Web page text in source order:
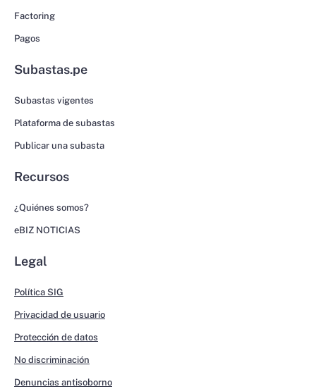
Factoring
Pagos
Subastas.pe
Subastas vigentes
Plataforma de subastas
Publicar una subasta
Recursos
¿Quiénes somos?
eBIZ NOTICIAS
Legal
Política SIG
Privacidad de usuario
Protección de datos
No discriminación
Denuncias antisoborno